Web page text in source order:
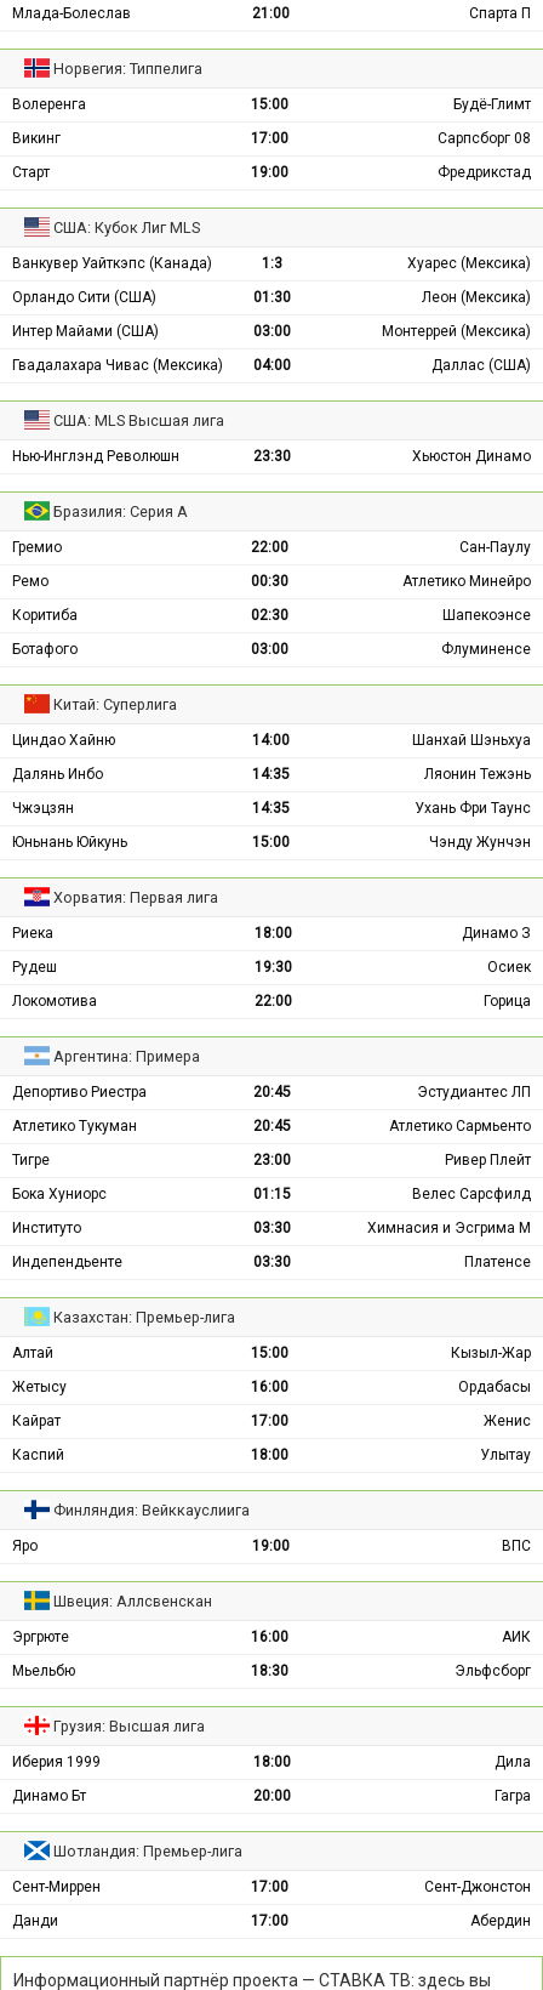
Млада-Болеслав
21:00 Спарта П
Норвегия: Типпелига
Волеренга 15:00
Будё-Глимт
Викинг
17:00
Сарпсборг 08
Старт
19:00 Фредрикстад
США: Кубок Лиг MLS
Ванкувер Уайткэпс (Канада) 1:3
Хуарес (Мексика)
Орландо Сити (США)
01:30
Леон (Мексика)
Интер Майами (США)
03:00
Монтеррей (Мексика)
Гвадалахара Чивас (Мексика)
04:00 Даллас (США)
США: MLS Высшая лига
Нью-Инглэнд Революшн 23:30 Хьюстон Динамо
Бразилия: Серия А
Гремио 22:00
Сан-Паулу
Ремо
00:30
Атлетико Минейро
Коритиба
02:30
Шапекоэнсе
Ботафого
03:00 Флуминенсе
Китай: Суперлига
Циндао Хайню 14:00
Шанхай Шэньхуа
Далянь Инбо
14:35
Ляонин Тежэнь
Чжэцзян
14:35
Ухань Фри Таунс
Юньнань Юйкунь
15:00 Чэнду Жунчэн
Хорватия: Первая лига
Риека 18:00
Динамо З
Рудеш
19:30
Осиек
Локомотива
22:00 Горица
Аргентина: Примера
Депортиво Риестра 20:45
Эстудиантес ЛП
Атлетико Тукуман
20:45
Атлетико Сармьенто
Тигре
23:00
Ривер Плейт
Бока Хуниорс
01:15
Велес Сарсфилд
Институто
03:30
Химнасия и Эсгрима М
Индепендьенте
03:30 Платенсе
Казахстан: Премьер-лига
Алтай 15:00
Кызыл-Жар
Жетысу
16:00
Ордабасы
Кайрат
17:00
Женис
Каспий
18:00 Улытау
Финляндия: Вейккауслиига
Яро 19:00 ВПС
Швеция: Аллсвенскан
Эргрюте 16:00
АИК
Мьельбю
18:30 Эльфсборг
Грузия: Высшая лига
Иберия 1999 18:00
Дила
Динамо Бт
20:00 Гагра
Шотландия: Премьер-лига
Сент-Миррен 17:00
Сент-Джонстон
Данди
17:00 Абердин
Информационный партнёр проекта — СТАВКА ТВ: здесь вы